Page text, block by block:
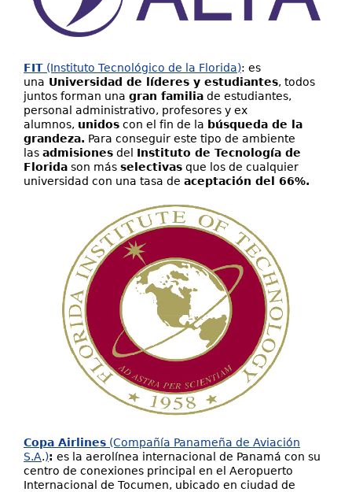
FIT (Instituto Tecnológico de la Florida): es
una Universidad de líderes y estudiantes, todos
juntos forman una gran familia de estudiantes,
personal administrativo, profesores y ex
alumnos, unidos con el fin de la búsqueda de la
grandeza. Para conseguir este tipo de ambiente
las admisiones del Instituto de Tecnología de
Florida son más selectivas que los de cualquier
universidad con una tasa de aceptación del 66%.
Copa Airlines (Compañía Panameña de Aviación
S.A.): es la aerolínea internacional de Panamá con su
centro de conexiones principal en el Aeropuerto
Internacional de Tocumen, ubicado en ciudad de